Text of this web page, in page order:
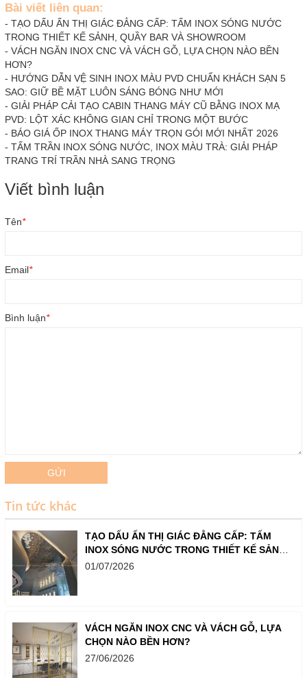
Bài viết liên quan:
- TẠO DẤU ẤN THỊ GIÁC ĐẲNG CẤP: TẤM INOX SÓNG NƯỚC
TRONG THIẾT KẾ SẢNH, QUẦY BAR VÀ SHOWROOM
- VÁCH NGĂN INOX CNC VÀ VÁCH GỖ, LỰA CHỌN NÀO BỀN
HƠN?
- HƯỚNG DẪN VỆ SINH INOX MÀU PVD CHUẨN KHÁCH SẠN 5
SAO: GIỮ BỀ MẶT LUÔN SÁNG BÓNG NHƯ MỚI
- GIẢI PHÁP CẢI TẠO CABIN THANG MÁY CŨ BẰNG INOX MẠ
PVD: LỘT XÁC KHÔNG GIAN CHỈ TRONG MỘT BƯỚC
- BÁO GIÁ ỐP INOX THANG MÁY TRỌN GÓI MỚI NHẤT 2026
- TẤM TRẦN INOX SÓNG NƯỚC, INOX MÀU TRÀ: GIẢI PHÁP
TRANG TRÍ TRẦN NHÀ SANG TRỌNG
Viết bình luận
Tên*
Email*
Bình luận*
GỬI
Tin tức khác
TẠO DẤU ẤN THỊ GIÁC ĐẲNG CẤP: TẤM
INOX SÓNG NƯỚC TRONG THIẾT KẾ SẢNH,
QUẦY BAR VÀ SHOWROOM
01/07/2026
VÁCH NGĂN INOX CNC VÀ VÁCH GỖ, LỰA
CHỌN NÀO BỀN HƠN?
27/06/2026